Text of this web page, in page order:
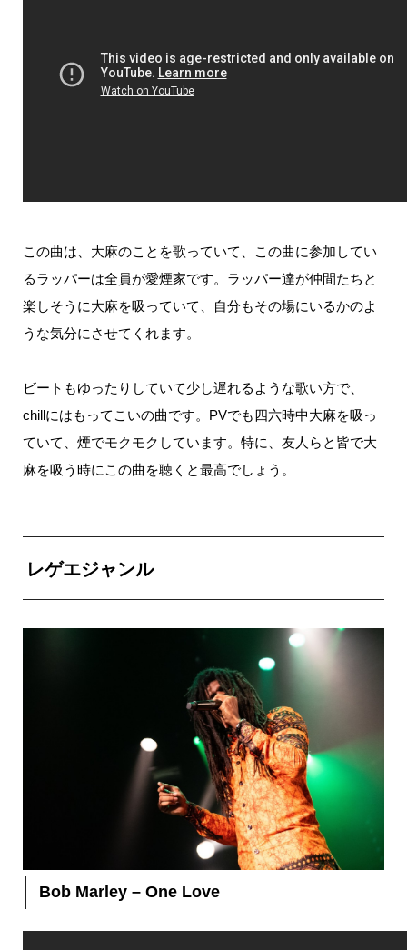
この曲は、大麻のことを歌っていて、この曲に参加してい
るラッパーは全員が愛煙家です。 ラッパー達が仲間たちと
楽しそうに大麻を吸っていて、自分もその場にいるかのよ
うな気分にさせてくれます。
ビートもゆったりしていて少し遅れるような歌い方で、
chillにはもってこいの曲です。 PVでも四六時中大麻を吸っ
ていて、煙でモクモクしています。 特に、友人らと皆で大
麻を吸う時にこの曲を聴くと最高でしょう。
レゲエジャンル
Bob Marley – One Love